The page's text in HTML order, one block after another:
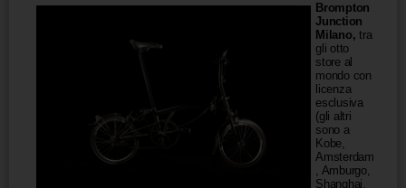
Brompton
Junction
Milano,tra
gli otto
store al
mondo con
licenza
esclusiva
(gli altri
sono a
Kobe,
Amsterdam
, Amburgo,
Shanghai,